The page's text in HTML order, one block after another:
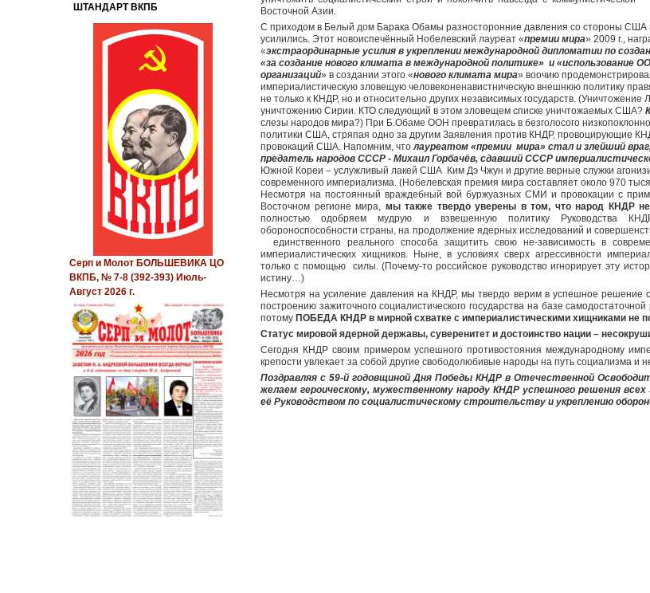
Восточной Азии.
С приходом в Белый дом Барака Обамы разносторонние давления со стороны
усилились. Этот новоиспечённый Нобелевский лауреат «премии мира» 2009 г.,
«экстраординарные усилия в укреплении международной дипломатии по
«за создание нового климата в международной политике» и «использование
организаций» в создании этого «нового климата мира» воочию
империалистическую зловещую человеконенавистническую внешнюю политику
не только к КНДР, но и относительно других независимых государств. (Уничтожение
уничтожению Сирии. КТО следующий в этом зловещем списке уничтожаемых США?
слезы народов мира?) При Б.Обаме ООН превратилась в безголосого
политики США, стряпая одно за другим Заявления против КНДР, провоцирующие
провокаций США. Напомним, чтолауреатом «премии мира» стал и злейший
предатель народов СССР - Михаил Горбачёв, сдавший СССР
Южной Кореи – услужливый лакей США Ким Дэ Чжун и другие верные служки
современного империализма. (Нобелевская премия мира составляет около 970
Несмотря на постоянный враждебный вой буржуазных СМИ и провокации с
Восточном регионе мира, мы также твердо уверены в том, что народ КНДР
полностью одобряем мудрую и взвешенную политику Руководства
обороноспособности страны, на продолжение ядерных исследований и
единственного реального способа защитить свою не-зависимость в
империалистических хищников. Ныне, в условиях сверх агрессивности
только с помощью силы. (Почему-то российское руководство игнорирует эту
истину…)
Несмотря на усиление давления на КНДР, мы твердо верим в успешное решение
построению зажиточного социалистического государства на базе
потому ПОБЕДА КНДР в мирной схватке с империалистическими хищниками не
Статус мировой ядерной державы, суверенитет и достоинство нации –
Сегодня КНДР своим примером успешного противостояния международному
крепости увлекает за собой другие свободолюбивые народы на путь социализма и
Поздравляя с 59-й годовщиной Дня Победы КНДР в Отечественной
желаем героическому, мужественному народу КНДР успешного решения
её Руководством по социалистическому строительству и укреплению
ШТАНДАРТ ВКПБ
Серп и Молот БОЛЬШЕВИКА ЦО
ВКПБ, № 7-8 (392-393) Июль-
Август 2026 г.